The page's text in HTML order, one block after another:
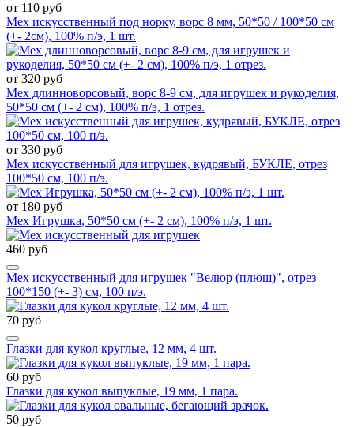
от 110 руб
Мех искусственный под норку, ворс 8 мм, 50*50 / 100*50 см
(+- 2см), 100% п/э, 1 шт.
от 320 руб
Мех длинноворсовый, ворс 8-9 см, для игрушек и рукоделия,
50*50 см (+- 2 см), 100% п/э, 1 отрез.
от 330 руб
Мех искусственный для игрушек, кудрявый, БУКЛЕ, отрез
100*50 см, 100 п/э.
от 180 руб
Мех Игрушка, 50*50 см (+- 2 см), 100% п/э, 1 шт.
460 руб
Мех искусственный для игрушек "Велюр (плюш)", отрез
100*150 (+- 3) см, 100 п/э.
70 руб
Глазки для кукол круглые, 12 мм, 4 шт.
60 руб
Глазки для кукол выпуклые, 19 мм, 1 пара.
50 руб